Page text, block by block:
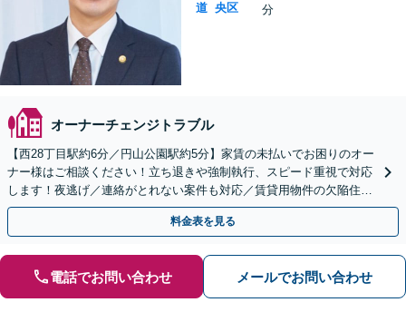
道 央区
分
オーナーチェンジトラブル
【西28丁目駅約6分／円山公園駅約5分】家賃の未払いでお困りのオー
ナー様はご相談ください！立ち退きや強制執行、スピード重視で対応
します！夜逃げ／連絡がとれない案件も対応／賃貸用物件の欠陥住宅
トラブル／立退料の増額交渉
料金表を見る
電話でお問い合わせ メールでお問い合わせ